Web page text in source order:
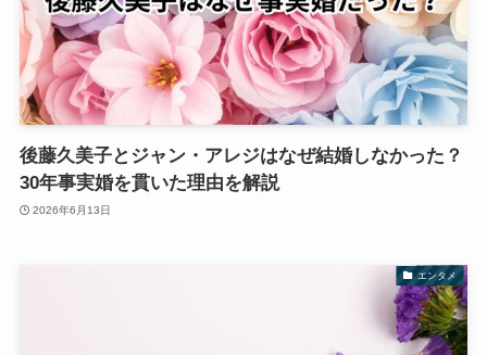
後藤久美子とジャン・アレジはなぜ結婚しなかった？
30年事実婚を貫いた理由を解説
2026年6月13日
エンタメ